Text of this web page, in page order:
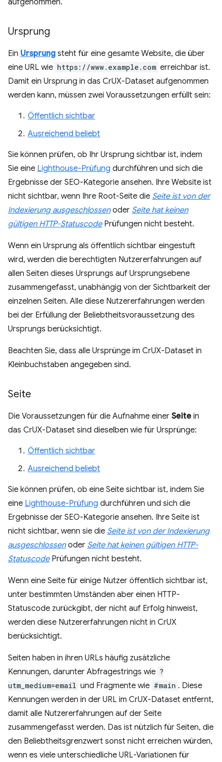
aufgenommen.
Ursprung
Ein Ursprung steht für eine gesamte Website, die über
eine URL wie https://www.example.com erreichbar ist.
Damit ein Ursprung in das CrUX-Dataset aufgenommen
werden kann, müssen zwei Voraussetzungen erfüllt sein:
Öffentlich sichtbar
Ausreichend beliebt
Sie können prüfen, ob Ihr Ursprung sichtbar ist, indem
Sie eine Lighthouse-Prüfung durchführen und sich die
Ergebnisse der SEO-Kategorie ansehen. Ihre Website ist
nicht sichtbar, wenn Ihre Root-Seite die Seite ist von der
Indexierung ausgeschlossenoder Seite hat keinen
gültigen HTTP-StatuscodePrüfungen nicht besteht.
Wenn ein Ursprung als öffentlich sichtbar eingestuft
wird, werden die berechtigten Nutzererfahrungen auf
allen Seiten dieses Ursprungs auf Ursprungsebene
zusammengefasst, unabhängig von der Sichtbarkeit der
einzelnen Seiten. Alle diese Nutzererfahrungen werden
bei der Erfüllung der Beliebtheitsvoraussetzung des
Ursprungs berücksichtigt.
Beachten Sie, dass alle Ursprünge im CrUX-Dataset in
Kleinbuchstaben angegeben sind.
Seite
Die Voraussetzungen für die Aufnahme einer Seite in
das CrUX-Dataset sind dieselben wie für Ursprünge:
Öffentlich sichtbar
Ausreichend beliebt
Sie können prüfen, ob eine Seite sichtbar ist, indem Sie
eine Lighthouse-Prüfung durchführen und sich die
Ergebnisse der SEO-Kategorie ansehen. Ihre Seite ist
nicht sichtbar, wenn sie die Seite ist von der Indexierung
ausgeschlossenoder Seite hat keinen gültigen HTTP-
StatuscodePrüfungen nicht besteht.
Wenn eine Seite für einige Nutzer öffentlich sichtbar ist,
unter bestimmten Umständen aber einen HTTP-
Statuscode zurückgibt, der nicht auf Erfolg hinweist,
werden diese Nutzererfahrungen nicht in CrUX
berücksichtigt.
Seiten haben in ihren URLs häufig zusätzliche
Kennungen, darunter Abfragestrings wie ?
utm_medium=email und Fragmente wie #main . Diese
Kennungen werden in der URL im CrUX-Dataset entfernt,
damit alle Nutzererfahrungen auf der Seite
zusammengefasst werden. Das ist nützlich für Seiten, die
den Beliebtheitsgrenzwert sonst nicht erreichen würden,
wenn es viele unterschiedliche URL-Variationen für